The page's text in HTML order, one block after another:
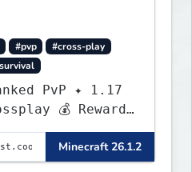
#pvp
#cross-play
PvP ✦ 1.17
Rewards
Minecraft 26.1.2